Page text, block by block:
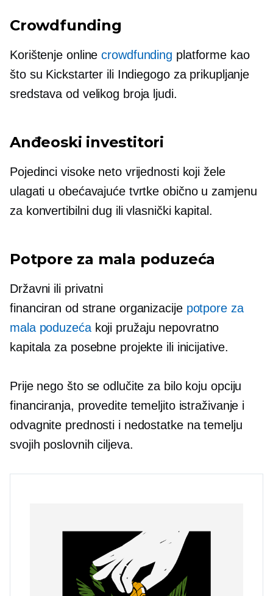
Crowdfunding
Korištenje onlinecrowdfunding platforme kao
što su Kickstarter ili Indiegogo za prikupljanje
sredstava od velikog broja ljudi.
Anđeoski investitori
Pojedinci visoke neto vrijednosti koji žele
ulagati u obećavajuće tvrtke obično u zamjenu
za konvertibilni dug ili vlasnički kapital.
Potpore za mala poduzeća
Državni ili privatni
financiran od strane organizacije potpore za
mala poduzećakoji pružaju nepovratno
kapitala za posebne projekte ili inicijative.
Prije nego što se odlučite za bilo koju opciju
financiranja, provedite temeljito istraživanje i
odvagnite prednosti i nedostatke na temelju
svojih poslovnih ciljeva.